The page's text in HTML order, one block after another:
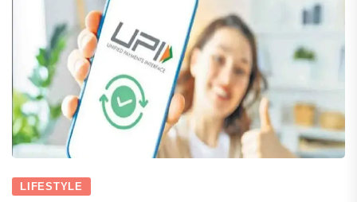
LIFESTYLE